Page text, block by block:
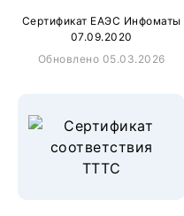
Сертификат ЕАЭС Инфоматы
07.09.2020
Обновлено 05.03.2026